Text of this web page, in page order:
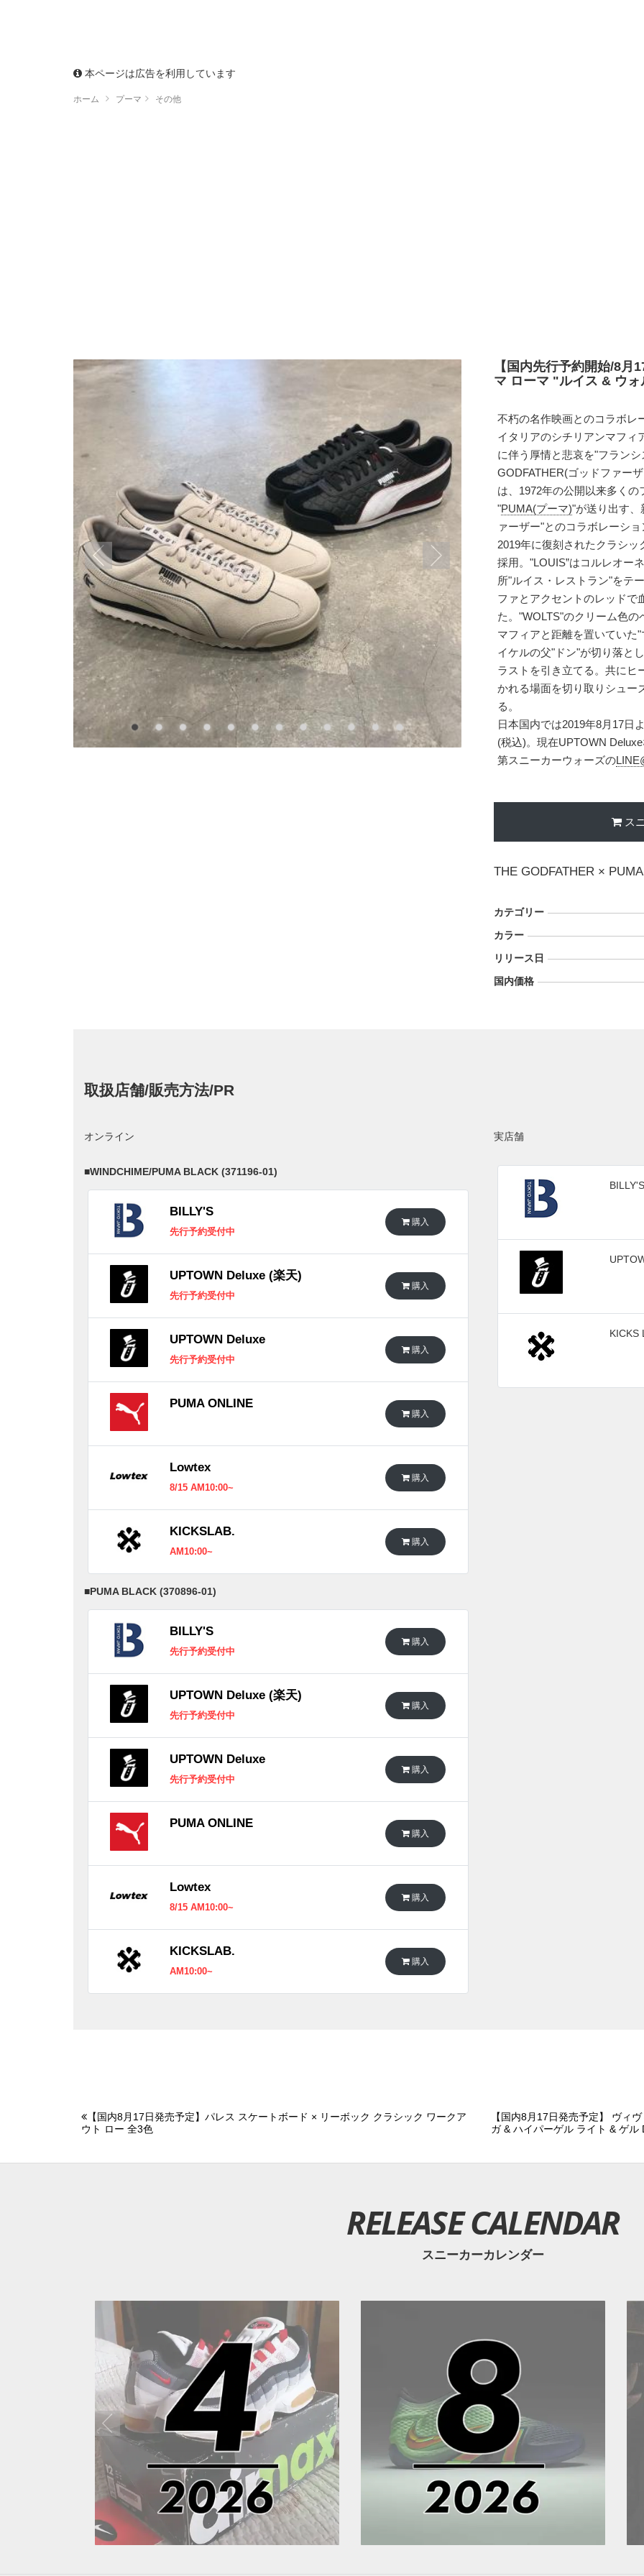
本ページは広告を利用しています
ホーム プーマ その他
【国内先行予約開始/8
マ ローマ "ルイス & ウ
不朽の名作映画とのコラボレ
イタリアのシチリアンマフィ
に伴う厚情と悲哀を"フラン
GODFATHER(ゴッドファー
は、1972年の公開以来多くの
"PUMA(プーマ)"が送り出す、
ァーザー"とのコラボレーシ
2019年に復刻されたクラシッ
採用。"LOUIS”はコルレオー
所"ルイス・レストラン"をテ
ファとアクセントのレッドで
た。"WOLTS"のクリーム色の
マフィアと距離を置いていた
イケルの父"ドン"が切り落と
ラストを引き立てる。共にヒ
かれる場面を切り取りシュー
る。
日本国内では2019年8月17日
(税込)。現在UPTOWN
第スニーカーウォーズの
ス
THE GODFATHER ×
カテゴリー
カラー
リリース日
国内価格
取扱店舗/販売方法/PR
オンライン
■WINDCHIME/PUMA BLACK (371196-01)
BILLY'S
先行予約受付中
購入
UPTOWN Deluxe (楽天)
先行予約受付中
購入
UPTOWN Deluxe
先行予約受付中
購入
PUMA ONLINE
購入
Lowtex
8/15 AM10:00~
購入
KICKSLAB.
AM10:00~
購入
■PUMA BLACK (370896-01)
BILLY'S
先行予約受付中
購入
UPTOWN Deluxe (楽天)
先行予約受付中
購入
UPTOWN Deluxe
先行予約受付中
購入
PUMA ONLINE
購入
Lowtex
8/15 AM10:00~
購入
KICKSLAB.
AM10:00~
購入
実店舗
KICKS
【国内8月17日発売予定】パレス スケートボード × リーボック クラシック ワークア
ウト ロー 全3色
【国内8月17日発売予定】 ヴィ
ガ & ハイパーゲル ライト & ゲル
RELEASE CALENDAR
スニーカーカレンダー